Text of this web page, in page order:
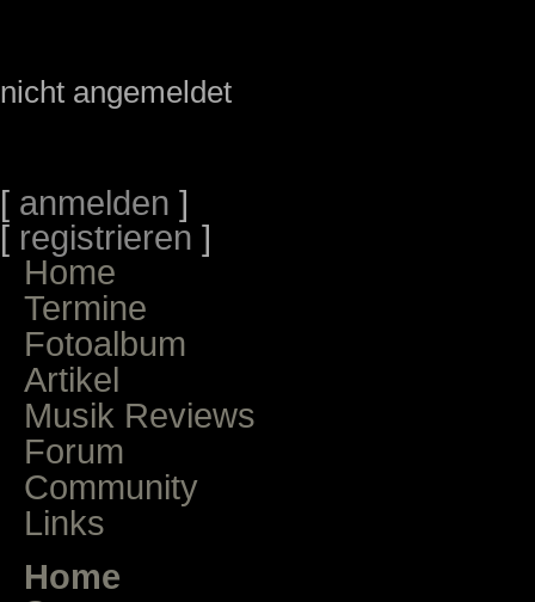
nicht angemeldet
[ anmelden ]
[ registrieren ]
Home
Termine
Fotoalbum
Artikel
Musik Reviews
Forum
Community
Links
Home